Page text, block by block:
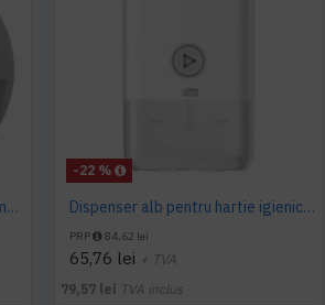
Dispenser hartie igienica mini Jumbo Tork alb
-22 %
Dispenser alb pentru hartie igienica pliata, bulk, Tork
PRP 84,62 lei
65,76 lei + TVA
79,57 lei TVA inclus